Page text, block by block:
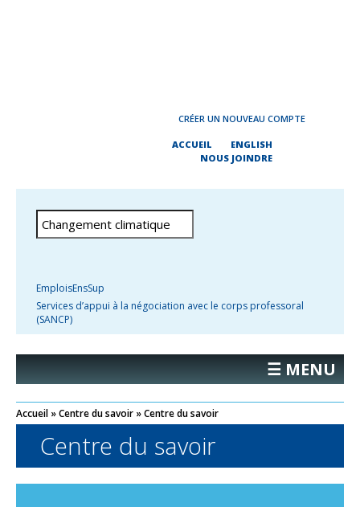
CRÉER UN NOUVEAU COMPTE
ACCUEIL
ENGLISH
NOUS JOINDRE
EmploisEnsSup
Services d’appui à la négociation avec le corps professoral
(SANCP)
☰ MENU
Accueil »Centre du savoir »Centre du savoir
Centre du savoir